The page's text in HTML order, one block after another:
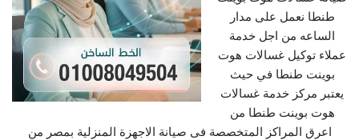
طنطا نعمل على مدار
الساعه من اجل خدمة
عملاء توكيل غسالات هوت
بوينت طنطا في حيث
يعتبر مركز خدمة غسالات
هوت بوينت طنطا من
اعرق المراكز المتخصصة فى صيانة الاجهزة المنزلية بمصر من